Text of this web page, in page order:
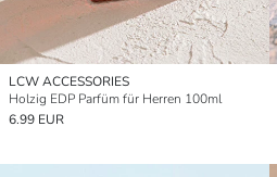
LCW ACCESSORIES
Holzig EDP Parfüm für Herren 100ml
6.99 EUR